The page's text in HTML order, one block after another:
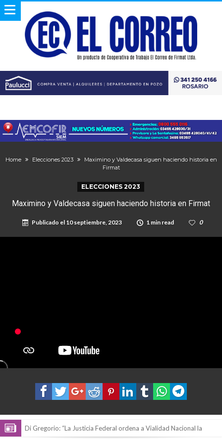
Home Elecciones 2023
Maximino y Valdecasa siguen haciendo historia en
Firmat
ELECCIONES 2023
Maximino y Valdecasa siguen haciendo historia en Firmat
Publicado el 10 septiembre, 2023 1 min read 0
Di Gregorio: “La Justicia Federal ordena a Vialidad Nacional la